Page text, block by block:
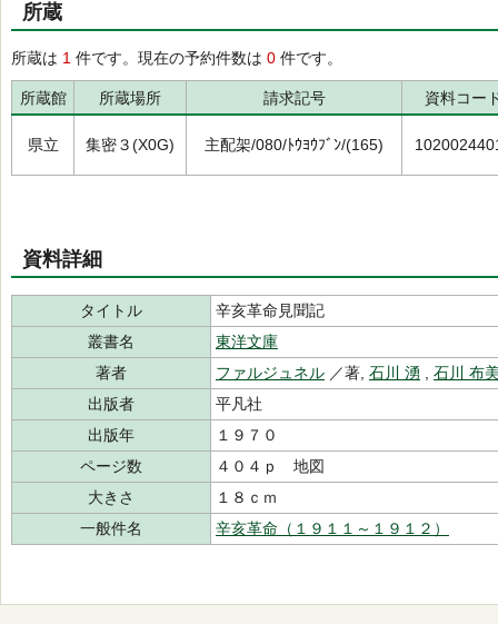
所蔵
所蔵は 1 件です。現在の予約件数は 0 件です。
所蔵館 所蔵場所 請求記号 資料コー
県立 集密３(X0G) 主配架/080/ﾄｳﾖｳﾌﾞﾝ/(165)
資料詳細
タイトル
辛亥革命見聞記
叢書名
東洋文庫
著者
ファルジュネル ／著, 石川 湧
石川 布
出版者
平凡社
出版年
１９７０
ページ数
４０４ｐ 地図
大きさ
１８ｃｍ
一般件名
辛亥革命（１９１１～１９１２）